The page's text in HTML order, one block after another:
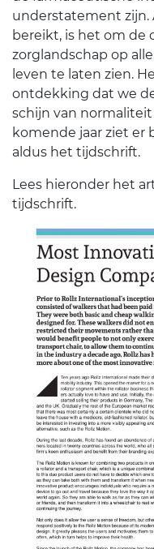
understatement zijn.
bereikt, is het om de
zorglandschap op
leven te laten zien.
ontdekking dat we
schijn van
komende jaar ziet er
aldus het tijdschrift.
Lees hieronder het
tijdschrift.